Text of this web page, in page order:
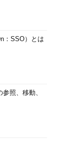
：SSO）とは
照、移動、